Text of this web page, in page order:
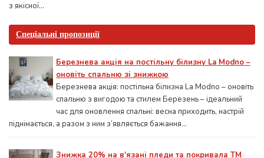
з якісної...
Спеціальні пропозиції
Березнева акція на постільну білизну La Modno –
оновіть спальню зі знижкою
Березнева акція: постільна білизна La Modno – оновіть
спальню з вигодою та стилем Березень – ідеальний
час для оновлення спальні: весна приходить, настрій
піднімається, а разом з ним з’являється бажання...
Знижка 20% на в'язані пледи та покривала ТМ